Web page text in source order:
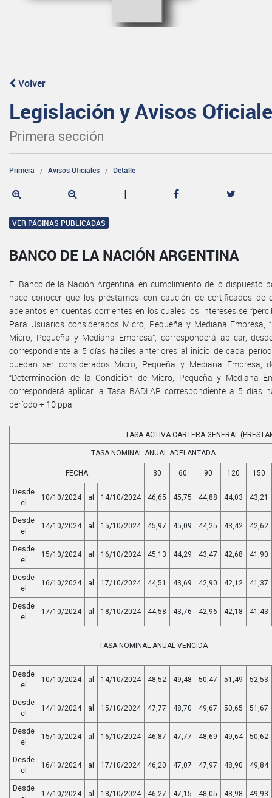
Volver
Legislación y Avisos
Primera sección
Primera Avisos Oficiales Detalle
|
VER PÁGINAS PUBLICADAS
BANCO DE LA NACIÓN ARGENTINA
El Banco de la Nación Argentina, en cumplimiento de lo dispuesto
hace conocer que los préstamos con caución de certificados
adelantos en cuentas corrientes en los cuales los intereses se
Para Usuarios considerados Micro, Pequeña y Mediana Empresa,
Micro, Pequeña y Mediana Empresa”, corresponderá aplicar,
correspondiente a 5 días hábiles anteriores al inicio de cada
puedan ser considerados Micro, Pequeña y Mediana
“Determinación de la Condición de Micro, Pequeña y Mediana
corresponderá aplicar la Tasa BADLAR correspondiente a 5 días
período + 10 ppa.
TASA ACTIVA CARTERA GENERAL
TASA NOMINAL ANUAL ADELANTADA
FECHA 30 60 90 120 150
Desde
el
10/10/2024 al 14/10/2024 46,65 45,75 44,88 44,03 43,21
Desde
el
14/10/2024 al 15/10/2024 45,97 45,09 44,25 43,42 42,62
Desde
el
15/10/2024 al 16/10/2024 45,13 44,29 43,47 42,68 41,90
Desde
el
16/10/2024 al 17/10/2024 44,51 43,69 42,90 42,12 41,37
Desde
el
17/10/2024 al 18/10/2024 44,58 43,76 42,96 42,18 41,43
TASA NOMINAL ANUAL VENCIDA
Desde
el
10/10/2024 al 14/10/2024 48,52 49,48 50,47 51,49 52,53
Desde
el
14/10/2024 al 15/10/2024 47,77 48,70 49,67 50,65 51,67
Desde
el
15/10/2024 al 16/10/2024 46,87 47,77 48,69 49,64 50,62
Desde
el
16/10/2024 al 17/10/2024 46,20 47,07 47,97 48,90 49,84
Desde
17/10/2024 al 18/10/2024 46,27 47,15 48,05 48,98 49,93